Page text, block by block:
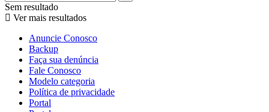
Sem resultado
Ver mais resultados
Anuncie Conosco
Backup
Faça sua denúncia
Fale Conosco
Modelo categoria
Política de privacidade
Portal